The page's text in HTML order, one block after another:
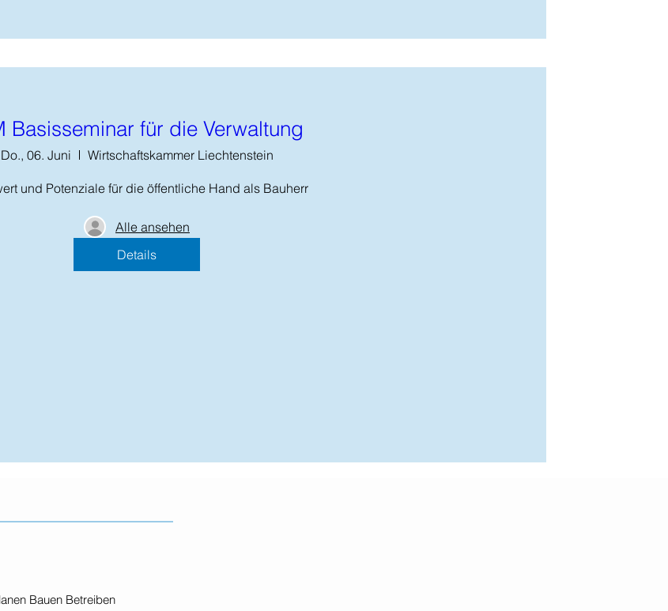
Basisseminar für die Verwaltung
Do., 06. Juni Wirtschaftskammer Liechtenstein
und Potenziale für die öffentliche Hand als Bauherr
Alle ansehen
Details
Bauen Betreiben